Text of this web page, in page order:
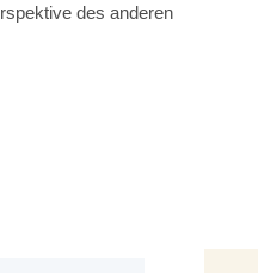
des anderen